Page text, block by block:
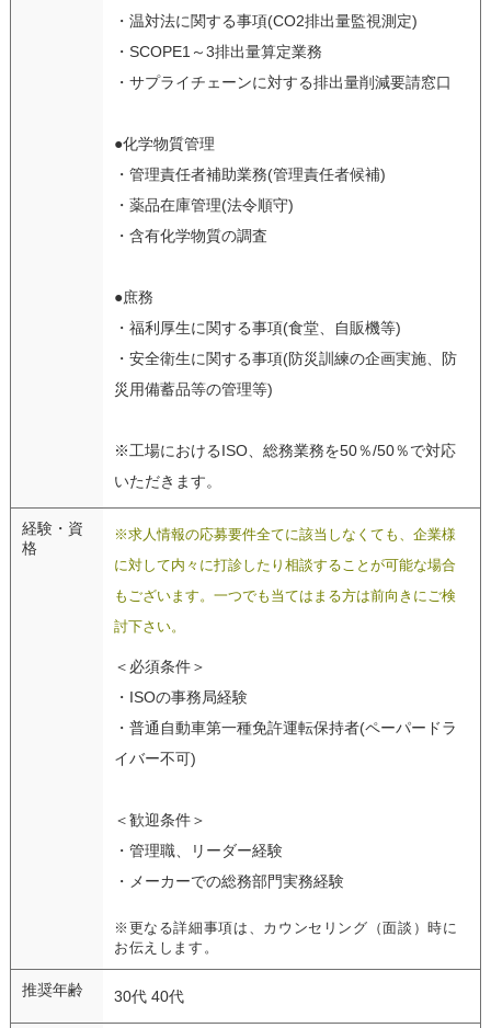
・温対法に関する事項(CO2排出量監視測定)
・SCOPE1～3排出量算定業務
・サプライチェーンに対する排出量削減要請窓口
●化学物質管理
・管理責任者補助業務(管理責任者候補)
・薬品在庫管理(法令順守)
・含有化学物質の調査
●庶務
・福利厚生に関する事項(食堂、自販機等)
・安全衛生に関する事項(防災訓練の企画実施、防
災用備蓄品等の管理等)
※工場におけるISO、総務業務を50％/50％で対応
いただきます。
経験・資
格
※求人情報の応募要件全てに該当しなくても、企業様
に対して内々に打診したり相談することが可能な場合
もございます。一つでも当てはまる方は前向きにご検
討下さい。
＜必須条件＞
・ISOの事務局経験
・普通自動車第一種免許運転保持者(ペーパードラ
イバー不可)
＜歓迎条件＞
・管理職、リーダー経験
・メーカーでの総務部門実務経験
※更なる詳細事項は、カウンセリング（面談）時に
お伝えします。
推奨年齢 30代 40代